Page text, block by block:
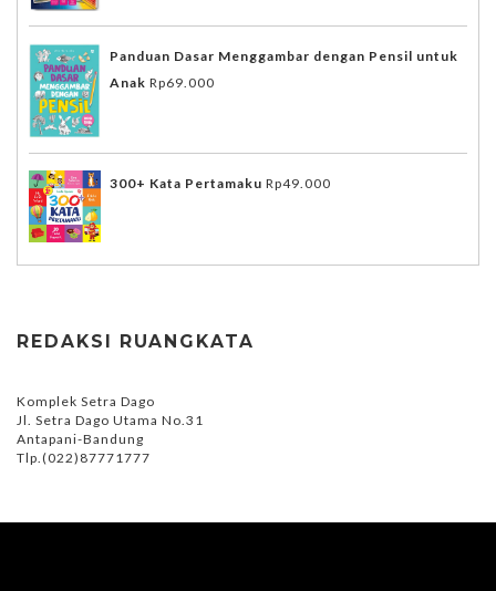
Panduan Dasar Menggambar dengan Pensil untuk
Anak Rp69.000
300+ Kata Pertamaku Rp49.000
REDAKSI RUANGKATA
Komplek Setra Dago
Jl. Setra Dago Utama No.31
Antapani-Bandung
Tlp.(022)87771777